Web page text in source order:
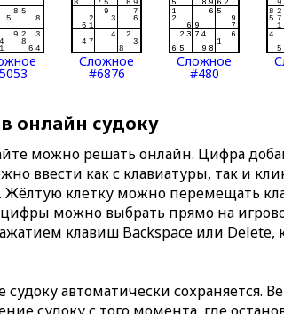
Сложное
#6876
Сложное
#480
онлайн судоку
можно решать онлайн. Цифра
ввести как с клавиатуры, так и
Жёлтую клетку можно перемещать
цифры можно выбрать прямо на
клавиш Backspace или Delete,
автоматически сохраняется.